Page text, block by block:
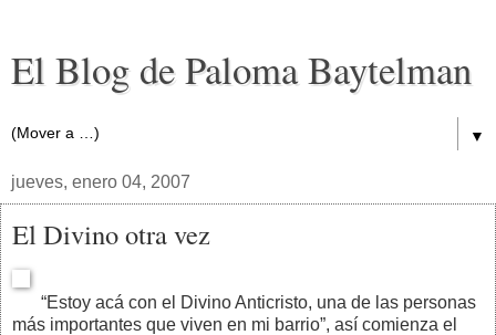
El Blog de Paloma Baytelman
▼
jueves, enero 04, 2007
El Divino otra vez
“Estoy acá con el Divino Anticristo, una de las personas
más importantes que viven en mi barrio”, así comienza el